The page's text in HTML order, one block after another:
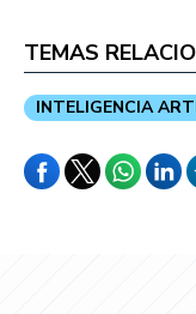
TEMAS
INTELIGENCIA